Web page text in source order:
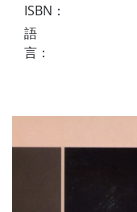
ISBN：
語
言：